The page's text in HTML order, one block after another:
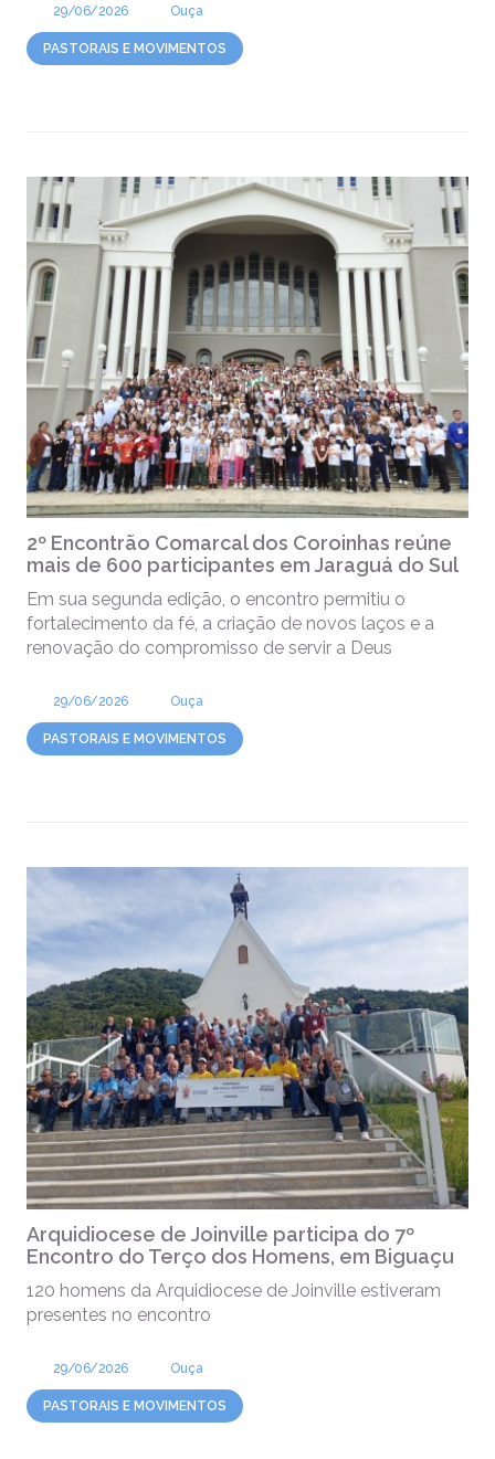
29/06/2026 Ouça
PASTORAIS E MOVIMENTOS
2º Encontrão Comarcal dos Coroinhas reúne
mais de 600 participantes em Jaraguá do Sul
Em sua segunda edição, o encontro permitiu o
fortalecimento da fé, a criação de novos laços e a
renovação do compromisso de servir a Deus
29/06/2026 Ouça
PASTORAIS E MOVIMENTOS
Arquidiocese de Joinville participa do 7º
Encontro do Terço dos Homens, em Biguaçu
120 homens da Arquidiocese de Joinville estiveram
presentes no encontro
29/06/2026 Ouça
PASTORAIS E MOVIMENTOS